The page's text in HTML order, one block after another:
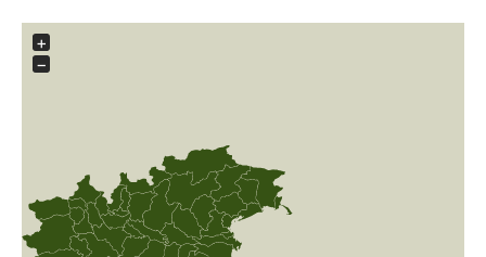
+
−